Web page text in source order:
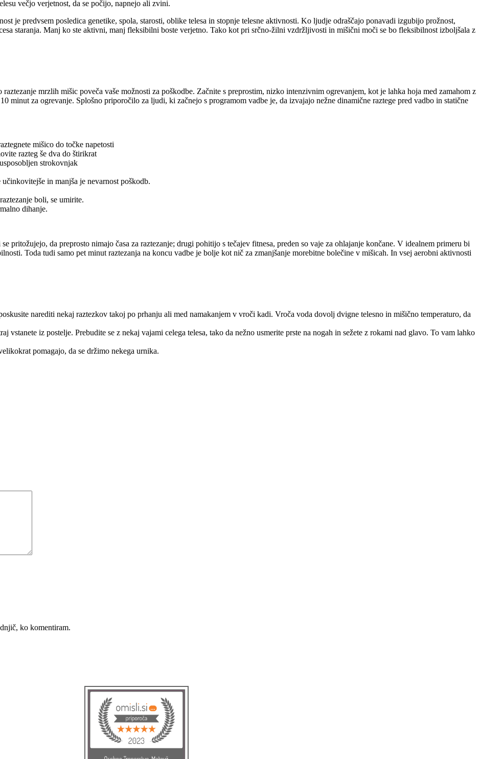
večjo verjetnost, da se počijo, napnejo ali zvini.
je predvsem posledica genetike, spola, starosti, oblike telesa in stopnje telesne aktivnosti. Ko ljudje odraščajo ponavadi izgubijo prožnost,
staranja. Manj ko ste aktivni, manj fleksibilni boste verjetno. Tako kot pri srčno-žilni vzdržljivosti in mišični moči se bo fleksibilnost izboljšala z
mrzlih mišic poveča vaše možnosti za poškodbe. Začnite s preprostim, nizko intenzivnim ogrevanjem, kot je lahka hoja med zamahom z
minut za ogrevanje. Splošno priporočilo za ljudi, ki začnejo s programom vadbe je, da izvajajo nežne dinamične raztege pred vadbo in statične
mišico do točke napetosti
razteg še dva do štirikrat
strokovnjak
in manjša je nevarnost poškodb.
boli, se umirite.
dihanje.
pritožujejo, da preprosto nimajo časa za raztezanje; drugi pohitijo s tečajev fitnesa, preden so vaje za ohlajanje končane. V idealnem primeru bi
Toda tudi samo pet minut raztezanja na koncu vadbe je bolje kot nič za zmanjšanje morebitne bolečine v mišicah. In vsej aerobni aktivnosti
narediti nekaj raztezkov takoj po prhanju ali med namakanjem v vroči kadi. Vroča voda dovolj dvigne telesno in mišično temperaturo, da
vstanete iz postelje. Prebudite se z nekaj vajami celega telesa, tako da nežno usmerite prste na nogah in sežete z rokami nad glavo. To vam lahko
pomagajo, da se držimo nekega urnika.
ko komentiram.